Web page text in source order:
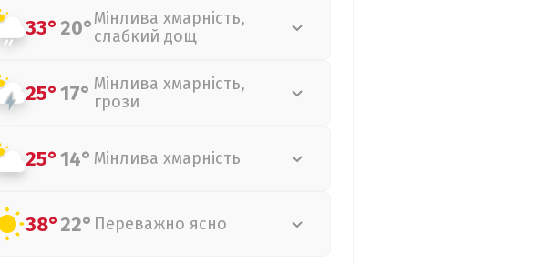
33°20°Мінлива хмарність,
слабкий дощ
25°17° Мінлива хмарність,
грози
25°14° Мінлива хмарність
38°22° Переважно ясно